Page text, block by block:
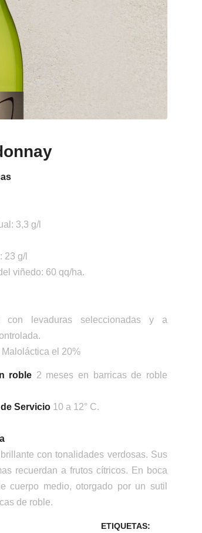
3,3 g/l
23 g/l
viñedo: 60 qq/ha.
con levaduras seleccionadas y a
el 20%
roble 2 meses en barricas de roble
Servicio10 a 12° C.
con tonalidades verdosas. Sus
recuerdan a frutos cítricos. En boca
cuerpo medio, otorgado por un sutil
de roble.
ETIQUETAS: